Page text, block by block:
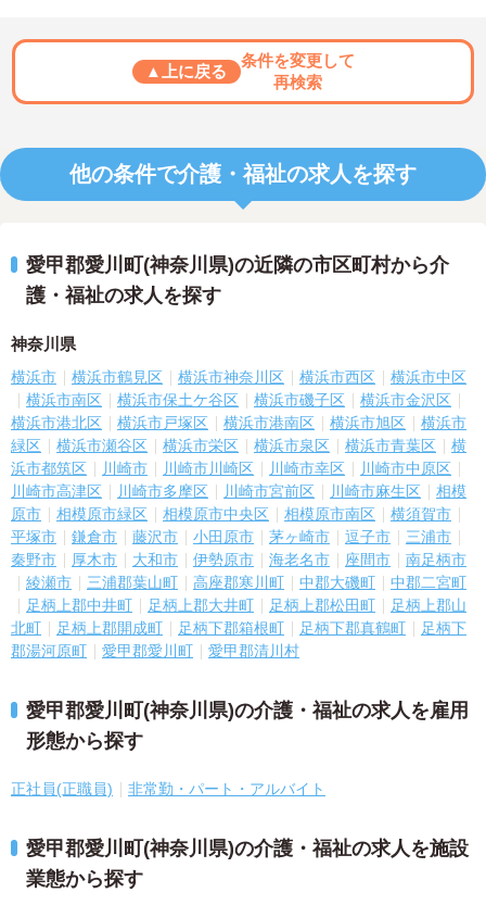
▲上に戻る
条件を変更して
再検索
他の条件で介護・福祉の求人を探す
愛甲郡愛川町(神奈川県)の近隣の市区町村から介
護・福祉の求人を探す
神奈川県
横浜市 横浜市鶴見区 横浜市神奈川区 横浜市西区
横浜市中区
横浜市南区
横浜市保土ケ谷区 横浜市磯子区
横浜市金沢区
横浜市港北区
横浜市戸塚区 横浜市港南区 横浜市旭区
横浜市
緑区
横浜市瀬谷区 横浜市栄区 横浜市泉区 横浜市青葉区
横
浜市都筑区
川崎市 川崎市川崎区 川崎市幸区
川崎市中原区
川崎市高津区
川崎市多摩区 川崎市宮前区 川崎市麻生区
相模
原市
相模原市緑区 相模原市中央区 相模原市南区
横須賀市
平塚市
鎌倉市 藤沢市 小田原市 茅ヶ崎市 逗子市
三浦市
秦野市
厚木市 大和市 伊勢原市 海老名市 座間市
南足柄市
綾瀬市
三浦郡葉山町 高座郡寒川町 中郡大磯町
中郡二宮町
足柄上郡中井町
足柄上郡大井町 足柄上郡松田町
足柄上郡山
北町
足柄上郡開成町 足柄下郡箱根町 足柄下郡真鶴町
足柄下
郡湯河原町
愛甲郡愛川町 愛甲郡清川村
愛甲郡愛川町(神奈川県)の介護・福祉の求人を雇用
形態から探す
正社員(正職員) 非常勤・パート・アルバイト
愛甲郡愛川町(神奈川県)の介護・福祉の求人を施設
業態から探す